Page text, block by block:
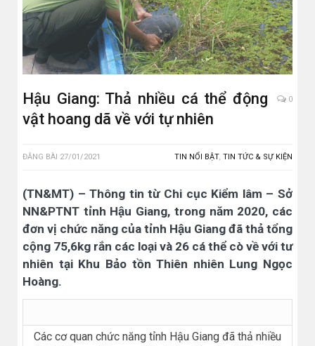
Hậu Giang: Thả nhiều cá thể động
vật hoang dã về với tự nhiên
0
ĐĂNG BÀI 27/01/2021 TIN NỔI BẬT, TIN TỨC & SỰ KIỆN
(TN&MT) – Thông tin từ Chi cục Kiểm lâm – Sở
NN&PTNT tỉnh Hậu Giang, trong năm 2020, các
đơn vị chức năng của tỉnh Hậu Giang đã thả tổng
cộng 75,6kg rắn các loại và 26 cá thể cò về với tư
nhiên tại Khu Bảo tồn Thiên nhiên Lung Ngọc
Hoàng.
Các cơ quan chức năng tỉnh Hậu Giang đã thả nhiều